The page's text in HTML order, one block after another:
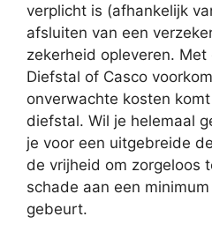
verplicht is (afhankelijk
afsluiten van een
zekerheid opleveren. Met
Diefstal of Casco
onverwachte kosten
diefstal. Wil je helemaal
je voor een uitgebreide
de vrijheid om zorgeloos
schade aan een
gebeurt.